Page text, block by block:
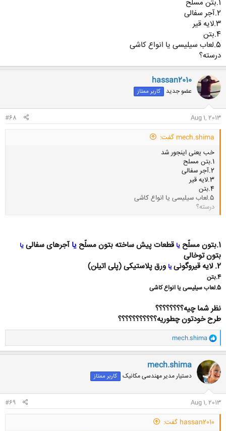
1.بتن مسلح
2.آجر سفالی
3.لایه قیر
4.بتن
5.لعاب سیلیسی یا انواع کاشی
درسته؟
hassan2010
عضو جدید کاربر ممتاز
Aug 1, 2013
#68
mech.shima گفت:
خب یعنی اینجور شد
1.بتن مسلح
2.آجر سفالی
3.لایه قیر
4.بتن
5.لعاب سیلیسی یا انواع کاشی
درسته؟
1. بتون مسلّح يا قطعات پيش ساخته بتون مسلّح یاآجرهاى سفالى يا
بتون توخالى
2. لايه قيروگونىیا ورق پلاستيکى (پلى اتيلن)
4.بتن
5.لعاب سیلیسی یا انواع کاشی
نظر شما چیه؟؟؟؟؟؟؟؟
طرح خودتون چطوریه؟؟؟؟؟؟؟؟؟؟؟
و
ا
ک
ن
ش
ه
ا
mech.shima
mech.shima
دستیار مدیر مهندسی مکانیک کاربر ممتاز
Aug 1, 2013
#69
hassan2010 گفت: